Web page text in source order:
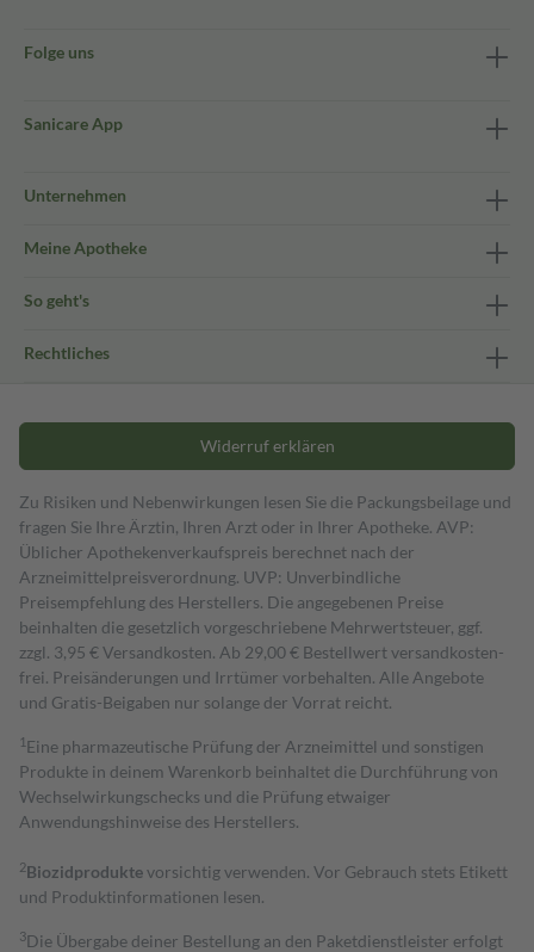
Folge uns
Sanicare App
Unternehmen
Meine Apotheke
So geht's
Rechtliches
Widerruf erklären
Zu Risiken und Nebenwirkungen lesen Sie die Packungsbeilage und
fragen Sie Ihre Ärztin, Ihren Arzt oder in Ihrer Apotheke. AVP:
Üblicher Apothekenverkaufspreis berechnet nach der
Arzneimittelpreisverordnung. UVP: Unverbindliche
Preisempfehlung des Herstellers. Die angegebenen Preise
beinhalten die gesetzlich vorgeschriebene Mehrwertsteuer, ggf.
zzgl. 3,95 € Versandkosten. Ab 29,00 € Bestell­wert versand­kosten­
frei. Preisänderungen und Irrtümer vorbehalten. Alle Angebote
und Gratis-Beigaben nur solange der Vorrat reicht.
1 Eine pharmazeutische Prüfung der Arzneimittel und sonstigen
Produkte in deinem Warenkorb beinhaltet die Durchführung von
Wechselwirkungschecks und die Prüfung etwaiger
Anwendungshinweise des Herstellers.
2Biozidproduktevorsichtig verwenden. Vor Gebrauch stets Etikett
und Produktinformationen lesen.
3Die Übergabe deiner Bestellung an den Paketdienstleister erfolgt